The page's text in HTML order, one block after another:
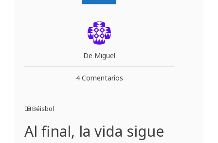
De Miguel
4 Comentarios
Béisbol
Al final, la vida sigue